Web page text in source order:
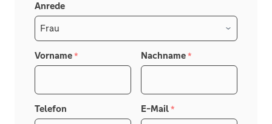
Anrede
Vorname * Nachname *
Telefon E-Mail *